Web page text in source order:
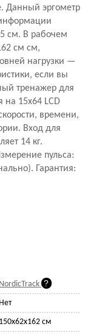
Данный эргометр
см. В рабочем
см см,
нагрузки —
если вы
тренажер для
на 15х64 LCD
времени,
Вход для
14 кг.
пульса:
Гарантия:
NordicTrack
Нет
150x62x162 см